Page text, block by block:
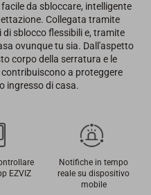
da sbloccare, intelligente
Collegata tramite
sblocco flessibili e, tramite
ovunque tu sia. Dall'aspetto
corpo della serratura e le
a proteggere
ingresso di casa.
EZVIZ
Notifiche in tempo
reale su dispositivo
mobile